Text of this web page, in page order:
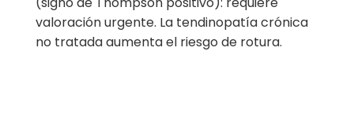
valoración urgente. La tendinopatía crónica
no tratada aumenta el riesgo de rotura.